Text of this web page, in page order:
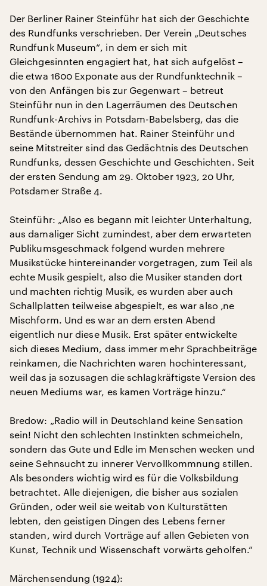
Der Berliner Rainer Steinführ hat sich der Geschichte
des Rundfunks verschrieben. Der Verein „Deutsches
Rundfunk Museum“, in dem er sich mit
Gleichgesinnten engagiert hat, hat sich aufgelöst –
die etwa 1600 Exponate aus der Rundfunktechnik –
von den Anfängen bis zur Gegenwart – betreut
Steinführ nun in den Lagerräumen des Deutschen
Rundfunk-Archivs in Potsdam-Babelsberg, das die
Bestände übernommen hat. Rainer Steinführ und
seine Mitstreiter sind das Gedächtnis des Deutschen
Rundfunks, dessen Geschichte und Geschichten. Seit
der ersten Sendung am 29. Oktober 1923, 20 Uhr,
Potsdamer Straße 4.
Steinführ: „Also es begann mit leichter Unterhaltung,
aus damaliger Sicht zumindest, aber dem erwarteten
Publikumsgeschmack folgend wurden mehrere
Musikstücke hintereinander vorgetragen, zum Teil als
echte Musik gespielt, also die Musiker standen dort
und machten richtig Musik, es wurden aber auch
Schallplatten teilweise abgespielt, es war also ‚ne
Mischform. Und es war an dem ersten Abend
eigentlich nur diese Musik. Erst später entwickelte
sich dieses Medium, dass immer mehr Sprachbeiträge
reinkamen, die Nachrichten waren hochinteressant,
weil das ja sozusagen die schlagkräftigste Version des
neuen Mediums war, es kamen Vorträge hinzu.“
Bredow: „Radio will in Deutschland keine Sensation
sein! Nicht den schlechten Instinkten schmeicheln,
sondern das Gute und Edle im Menschen wecken und
seine Sehnsucht zu innerer Vervollkommnung stillen.
Als besonders wichtig wird es für die Volksbildung
betrachtet. Alle diejenigen, die bisher aus sozialen
Gründen, oder weil sie weitab von Kulturstätten
lebten, den geistigen Dingen des Lebens ferner
standen, wird durch Vorträge auf allen Gebieten von
Kunst, Technik und Wissenschaft vorwärts geholfen.“
Märchensendung (1924):